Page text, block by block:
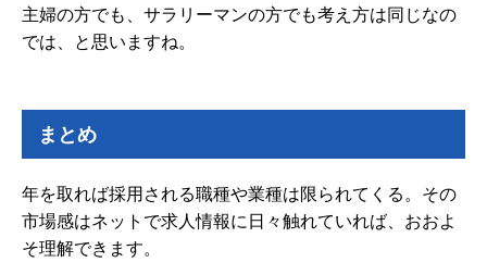
主婦の方でも、サラリーマンの方でも考え方は同じなの
では、と思いますね。
まとめ
年を取れば採用される職種や業種は限られてくる。その
市場感はネットで求人情報に日々触れていれば、おおよ
そ理解できます。